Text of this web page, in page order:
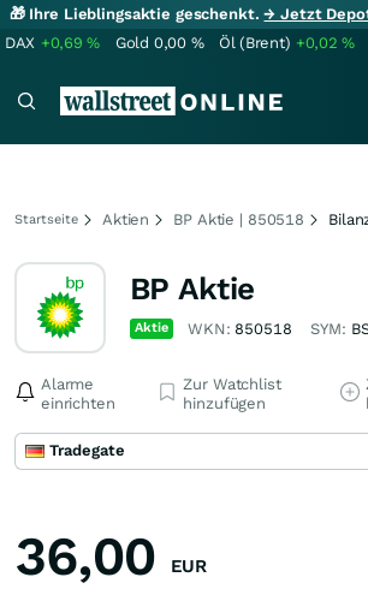
🎁 Ihre Lieblingsaktie geschenkt.→ Jetzt
DAX +0,69% Gold 0,00 % Öl (Brent) +0,02%
Startseite Aktien BP Aktie | 850518
BP Aktie
Aktie WKN: 850518 SYM:
Alarme
einrichten
Zur Watchlist
hinzufügen
Tradegate
36,00 EUR